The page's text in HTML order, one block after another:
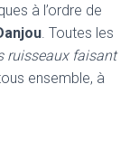
à l’ordre de
. Toutes les
ruisseaux faisant
ensemble, à